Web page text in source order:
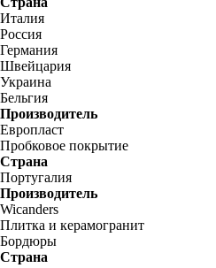
Италия
Россия
Германия
Швейцария
Украина
Бельгия
Производитель
Европласт
Пробковое покрытие
Страна
Португалия
Производитель
Wicanders
Плитка и керамогранит
Бордюры
Страна